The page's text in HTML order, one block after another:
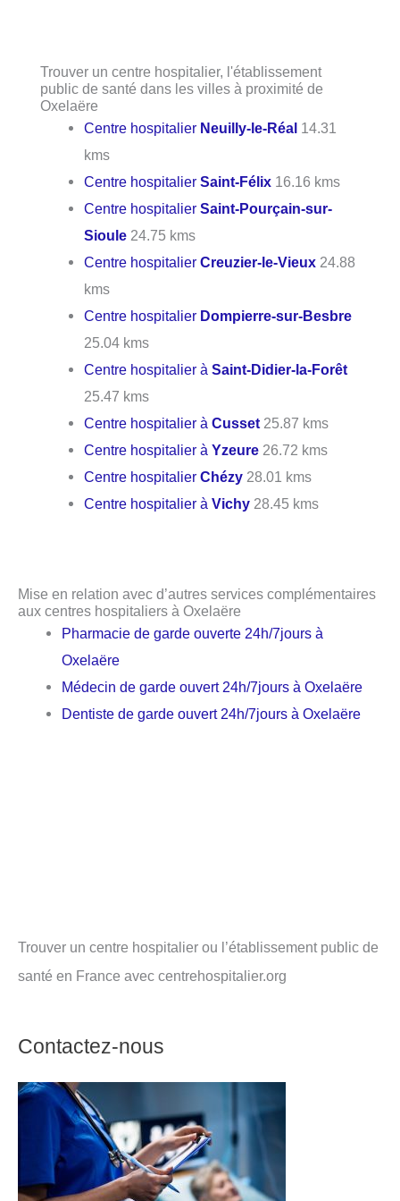
Trouver un centre hospitalier, l'établissement
public de santé dans les villes à proximité de
Oxelaëre
Centre hospitalier Neuilly-le-Réal 14.31
kms
Centre hospitalierSaint-Félix 16.16 kms
Centre hospitalierSaint-Pourçain-sur-
Sioule 24.75 kms
Centre hospitalierCreuzier-le-Vieux 24.88
kms
Centre hospitalier Dompierre-sur-Besbre
25.04 kms
Centre hospitalier àSaint-Didier-la-Forêt
25.47 kms
Centre hospitalier àCusset 25.87 kms
Centre hospitalier àYzeure 26.72 kms
Centre hospitalierChézy 28.01 kms
Centre hospitalier àVichy 28.45 kms
Mise en relation avec d’autres services complémentaires
aux centres hospitaliers à Oxelaëre
Pharmacie de garde ouverte 24h/7jours à
Oxelaëre
Médecin de garde ouvert 24h/7jours à Oxelaëre
Dentiste de garde ouvert 24h/7jours à Oxelaëre
Trouver un centre hospitalier ou l’établissement public de
santé en France avec centrehospitalier.org
Contactez-nous